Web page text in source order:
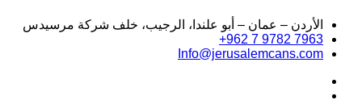
الأردن – عمان – أبو علندا، الرجيب، خلف شركة مرسيدس
+962 7 9782 7963
Info@jerusalemcans.com